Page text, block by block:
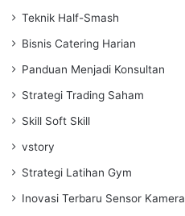
Teknik Half-Smash
Bisnis Catering Harian
Panduan Menjadi Konsultan
Strategi Trading Saham
Skill Soft Skill
vstory
Strategi Latihan Gym
Inovasi Terbaru Sensor Kamera